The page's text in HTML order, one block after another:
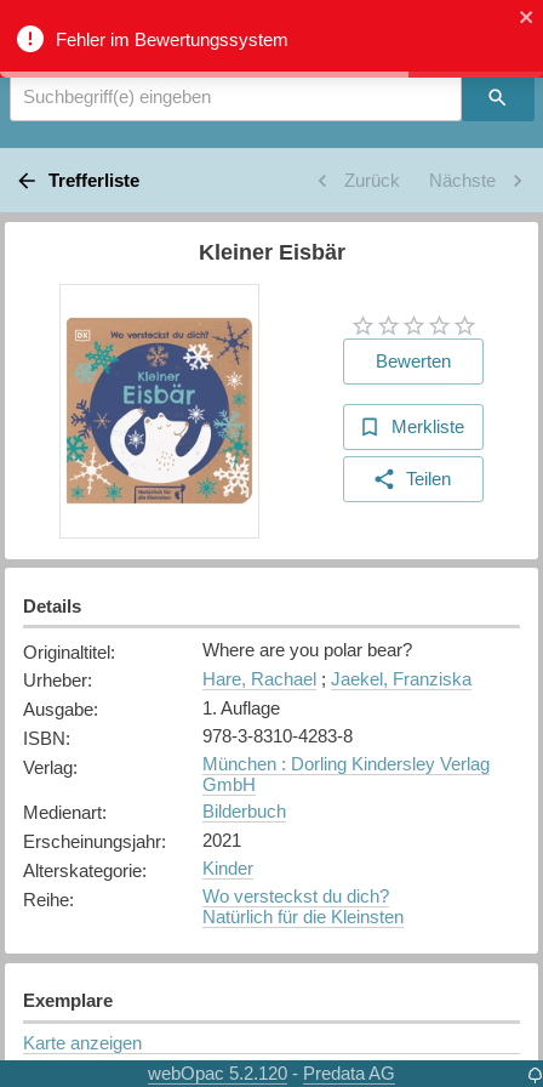
Fehler im Bewertungssystem
Verbundkatalog Region Thun - Oberland - Suche
Suchbegriff(e) eingeben
Trefferliste Zurück Nächste
Kleiner Eisbär
Bewerten
Merkliste
Teilen
Details
Originaltitel:
Where are you polar bear?
Urheber: Hare, Rachael; Jaekel, Franziska
Ausgabe:
1. Auflage
ISBN:
978-3-8310-4283-8
Verlag:
München : Dorling Kindersley Verlag
GmbH
Medienart:
Bilderbuch
Erscheinungsjahr:
2021
Alterskategorie:
Kinder
Reihe:
Wo versteckst du dich?
Natürlich für die Kleinsten
Exemplare
Karte anzeigen
Thun
webOpac 5.2.120 - Predata AG